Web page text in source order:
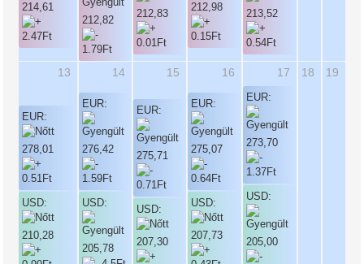
214,61
212,82
212,83
212,98
213,52
13
EUR:
278,01
USD:
210,28
14
EUR:
276,42
USD:
205,78
15
EUR:
275,71
USD:
207,30
16
EUR:
275,07
USD:
207,73
17
EUR:
273,70
USD:
205,00
18 19